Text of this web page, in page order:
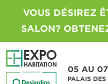
VOUS DÉSIREZ
SALON?
05 AU
PALAIS